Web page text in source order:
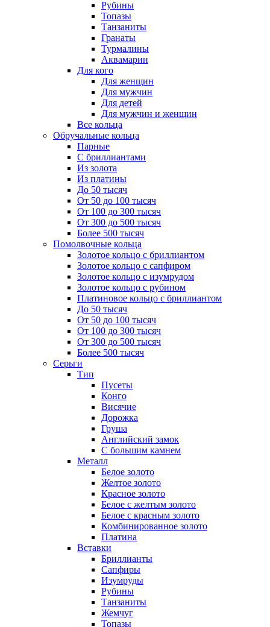
Рубины
Топазы
Танзаниты
Гранаты
Турмалины
Аквамарин
Для кого
Для женщин
Для мужчин
Для детей
Для мужчин и женщин
Все кольца
Обручальные кольца
Парные
С бриллиантами
Из золота
Из платины
До 50 тысяч
От 50 до 100 тысяч
От 100 до 300 тысяч
От 300 до 500 тысяч
Более 500 тысяч
Помолвочные кольца
Золотое кольцо с бриллиантом
Золотое кольцо с сапфиром
Золотое кольцо с изумрудом
Золотое кольцо с рубином
Платиновое кольцо с бриллиантом
До 50 тысяч
От 50 до 100 тысяч
От 100 до 300 тысяч
От 300 до 500 тысяч
Более 500 тысяч
Серьги
Тип
Пусеты
Конго
Висячие
Дорожка
Груша
Английский замок
С большим камнем
Металл
Белое золото
Желтое золото
Красное золото
Белое с желтым золото
Белое с красным золото
Комбинированное золото
Платина
Вставки
Бриллианты
Сапфиры
Изумруды
Рубины
Танзаниты
Жемчуг
Топазы